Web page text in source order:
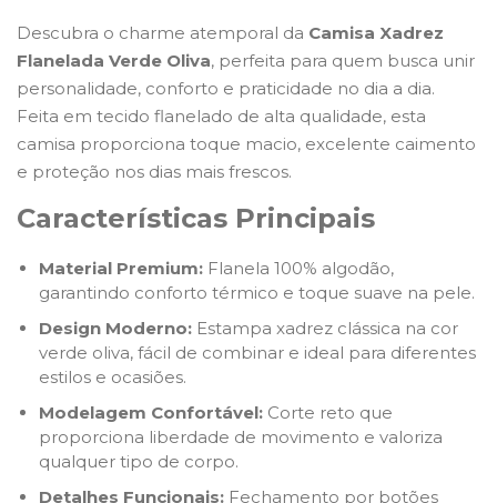
Descubra o charme atemporal da Camisa Xadrez
Flanelada Verde Oliva, perfeita para quem busca unir
personalidade, conforto e praticidade no dia a dia.
Feita em tecido flanelado de alta qualidade, esta
camisa proporciona toque macio, excelente caimento
e proteção nos dias mais frescos.
Características Principais
Material Premium: Flanela 100% algodão,
garantindo conforto térmico e toque suave na pele.
Design Moderno: Estampa xadrez clássica na cor
verde oliva, fácil de combinar e ideal para diferentes
estilos e ocasiões.
Modelagem Confortável: Corte reto que
proporciona liberdade de movimento e valoriza
qualquer tipo de corpo.
Detalhes Funcionais: Fechamento por botões